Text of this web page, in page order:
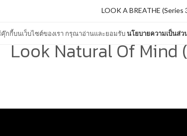
คุ๊กกี้บนเว็บไซต์ของเรา กรุณาอ่านและยอมรับนโยบายความเป็นส่ว
LOOK A BREATHE (Series
Look Natural Of Mind